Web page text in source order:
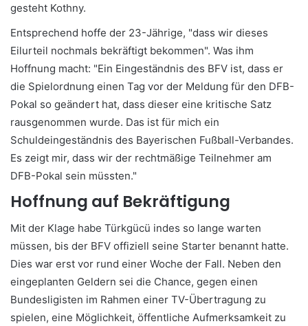
gesteht Kothny.
Entsprechend hoffe der 23-Jährige, "dass wir dieses
Eilurteil nochmals bekräftigt bekommen". Was ihm
Hoffnung macht: "Ein Eingeständnis des BFV ist, dass er
die Spielordnung einen Tag vor der Meldung für den DFB-
Pokal so geändert hat, dass dieser eine kritische Satz
rausgenommen wurde. Das ist für mich ein
Schuldeingeständnis des Bayerischen Fußball-Verbandes.
Es zeigt mir, dass wir der rechtmäßige Teilnehmer am
DFB-Pokal sein müssten."
Hoffnung auf Bekräftigung
Mit der Klage habe Türkgücü indes so lange warten
müssen, bis der BFV offiziell seine Starter benannt hatte.
Dies war erst vor rund einer Woche der Fall. Neben den
eingeplanten Geldern sei die Chance, gegen einen
Bundesligisten im Rahmen einer TV-Übertragung zu
spielen, eine Möglichkeit, öffentliche Aufmerksamkeit zu